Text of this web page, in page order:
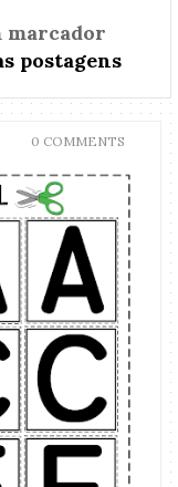
marcador
postagens
0 COMMENTS